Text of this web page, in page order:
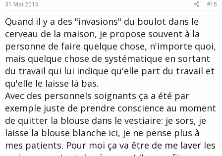
t
e
31 Mai 2016 #15
Quand il y a des "invasions" du boulot dans le
cerveau de la maison, je propose souvent à la
personne de faire quelque chose, n'importe quoi,
mais quelque chose de systématique en sortant
du travail qui lui indique qu'elle part du travail et
qu'elle le laisse là bas.
Avec des personnels soignants ça a été par
exemple juste de prendre conscience au moment
de quitter la blouse dans le vestiaire: je sors, je
laisse la blouse blanche ici, je ne pense plus à
mes patients. Pour moi ça va être de me laver les